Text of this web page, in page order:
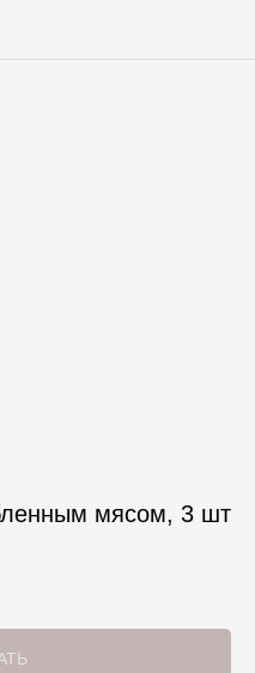
мясом, 3 шт